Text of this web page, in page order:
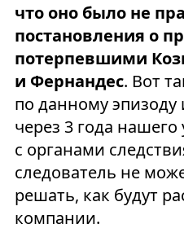
что оно было не
постановления о
потерпевшими
и Фернандес. Вот
по данному
через 3 года
с органами
следователь не
решать, как будут
компании.